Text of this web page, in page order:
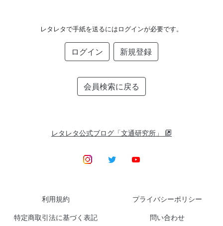
レタレタで手紙を送るにはログインが必要です。
ログイン 新規登録
会員検索に戻る
レタレタ公式ブログ「文通研究所」
利用規約 プライバシーポリシー
特定商取引法に基づく表記 問い合わせ